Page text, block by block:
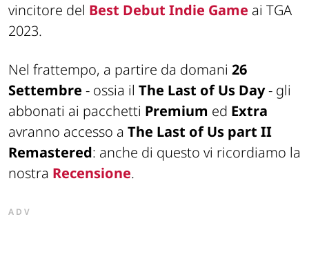
vincitore del Best Debut Indie Game ai TGA
2023.
Nel frattempo, a partire da domani 26
Settembre - ossia il The Last of Us Day- gli
abbonati ai pacchetti Premium ed Extra
avranno accesso a The Last of Us part II
Remastered: anche di questo vi ricordiamo la
nostra Recensione.
ADV